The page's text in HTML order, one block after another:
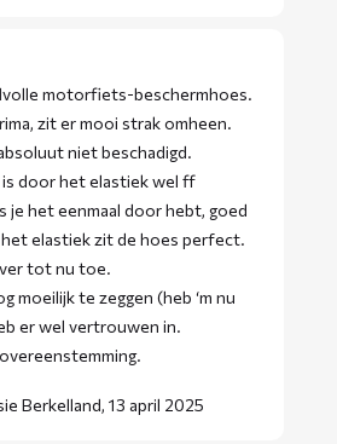
motorfiets-beschermhoes.
zit er mooi strak omheen.
niet beschadigd.
door het elastiek wel ff
je het eenmaal door hebt, goed
elastiek zit de hoes perfect.
tot nu toe.
moeilijk te zeggen (heb ‘m nu
er wel vertrouwen in.
Berkelland, 13 april 2025